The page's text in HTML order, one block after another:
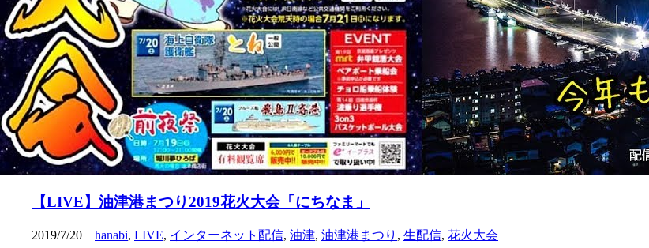
【LIVE】油津港まつり2019花火大会「にちなま」
2019/7/20 hanabi, LIVE, インターネット配信, 油津, 油津港まつり , 生配信, 花火大会